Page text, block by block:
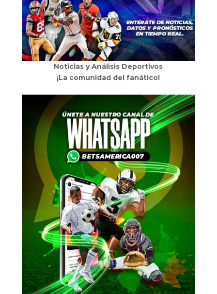
Noticias y Análisis Deportivos
¡La comunidad del fanático!